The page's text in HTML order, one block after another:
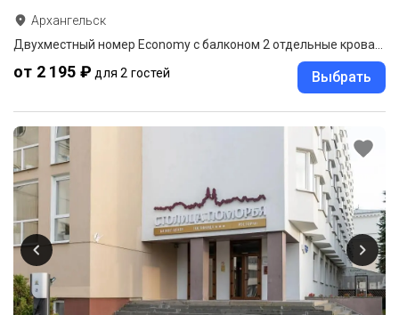
Архангельск
от 2 195 ₽ для 2 гостей Выбрать